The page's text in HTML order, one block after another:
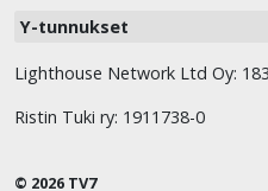
Y-tunnukset
Lighthouse Network Ltd Oy:
Ristin Tuki ry: 1911738-0
© 2026 TV7